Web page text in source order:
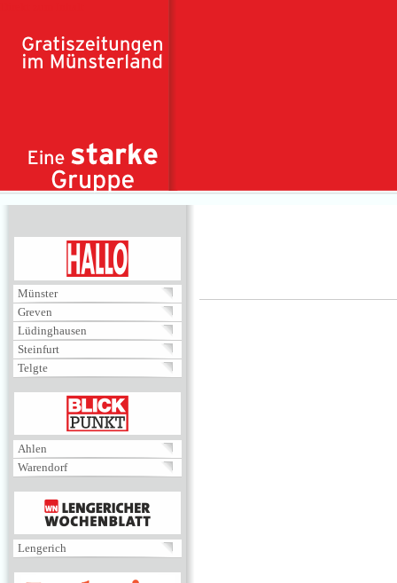
Münster
Greven
Lüdinghausen
Steinfurt
Telgte
BLICKPUNKT
Ahlen
Warendorf
MENÜ
Lengerich